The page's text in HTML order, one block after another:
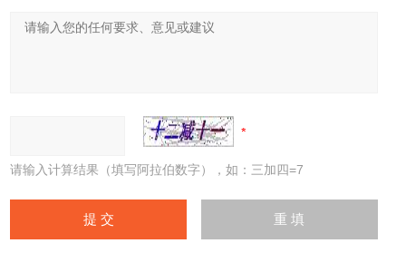
请输入计算结果（填写阿拉伯数字），如：三加四=7